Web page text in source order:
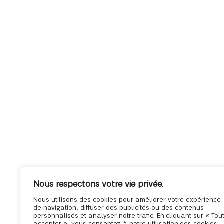
Nous respectons votre vie privée.
Nous utilisons des cookies pour améliorer votre expérience
de navigation, diffuser des publicités ou des contenus
personnalisés et analyser notre trafic. En cliquant sur « Tout